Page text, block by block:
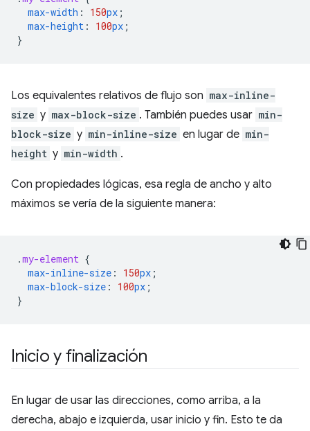
max-width : 150px ;
max-height : 100px ;
}
Los equivalentes relativos de flujo son max-inline-
size y max-block-size . También puedes usar min-
block-size y min-inline-size en lugar de min-
height y min-width .
Con propiedades lógicas, esa regla de ancho y alto
máximos se vería de la siguiente manera:
.my-element {
max-inline-size : 150px ;
max-block-size : 100px ;
}
Inicio y finalización
En lugar de usar las direcciones, como arriba, a la
derecha, abajo e izquierda, usar inicio y fin. Esto te da